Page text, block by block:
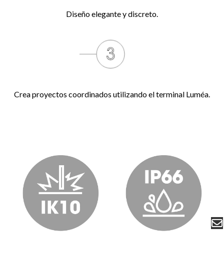
Diseño elegante y discreto.
Crea proyectos coordinados utilizando el terminal Luméa.